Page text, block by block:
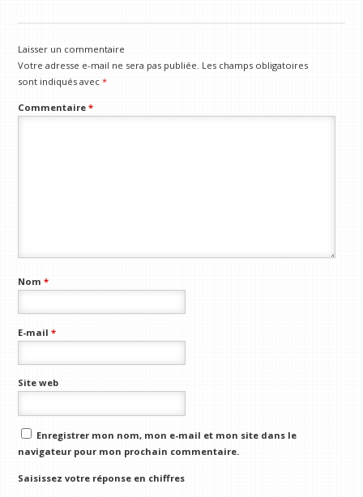
Laisser un commentaire
Votre adresse e-mail ne sera pas publiée. Les champs obligatoires
sont indiqués avec*
Commentaire*
Nom*
E-mail*
Site web
Enregistrer mon nom, mon e-mail et mon site dans le
navigateur pour mon prochain commentaire.
Saisissez votre réponse en chiffres